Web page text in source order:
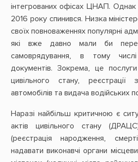
інтегрованих офісах ЦНАП.
2016 року спинився. Низка
своїх повноваженнях популярні
які вже давно мали би
самоврядування, в тому
документів. Зокрема, це послуги
цивільного стану, реєстрації
автомобілів та видача водійських
Наразі найбільш критичною є
актів цивільного стану
(реєстрація народження,
надавати виконавчі органи